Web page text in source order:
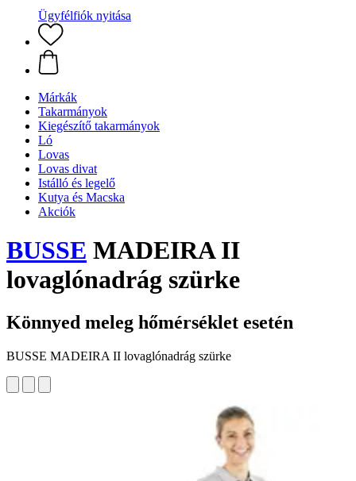
Ügyfélfiók nyitása
Márkák
Takarmányok
Kiegészítő takarmányok
Ló
Lovas
Lovas divat
Istálló és legelő
Kutya és Macska
Akciók
BUSSE MADEIRA II
lovaglónadrág szürke
Könnyed meleg hőmérséklet esetén
BUSSE MADEIRA II lovaglónadrág szürke